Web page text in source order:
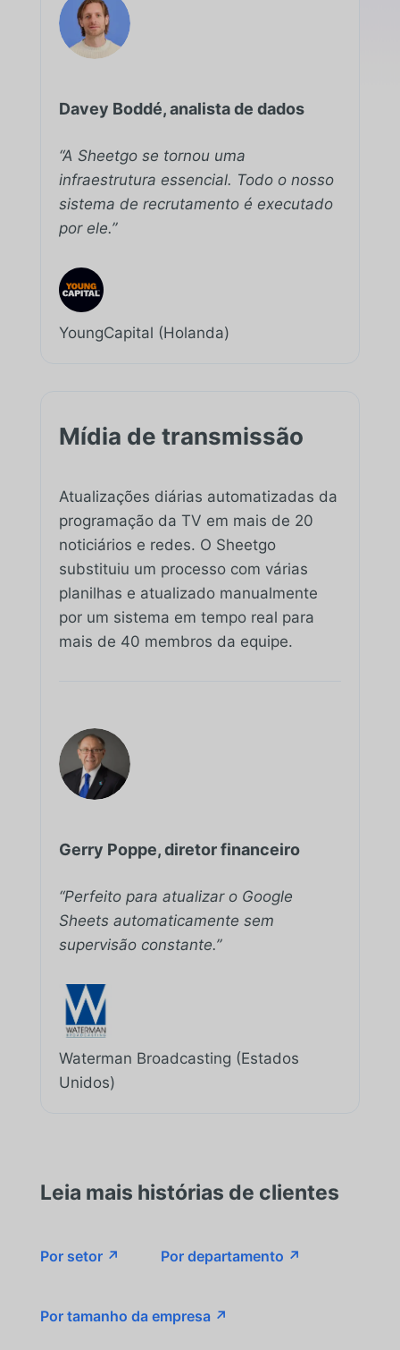
Davey Boddé, analista de dados
“A Sheetgo se tornou uma
infraestrutura essencial. Todo o nosso
sistema de recrutamento é executado
por ele.”
YoungCapital (Holanda)
Mídia de transmissão
Atualizações diárias automatizadas da
programação da TV em mais de 20
noticiários e redes. O Sheetgo
substituiu um processo com várias
planilhas e atualizado manualmente
por um sistema em tempo real para
mais de 40 membros da equipe.
Gerry Poppe, diretor financeiro
“Perfeito para atualizar o Google
Sheets automaticamente sem
supervisão constante.”
Waterman Broadcasting (Estados
Unidos)
Leia mais histórias de clientes
Por setor ↗ Por departamento ↗
Por tamanho da empresa ↗